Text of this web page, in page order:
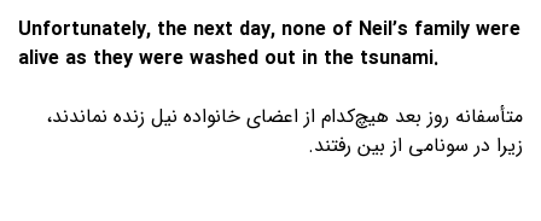
Unfortunately, the next day, none of Neil’s family were
alive as they were washed out in the tsunami.
متأسفانه روز بعد هیچ‌کدام از اعضای خانواده نیل زنده نماندند،
زیرا در سونامی از بین رفتند.